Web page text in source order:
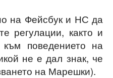
на Фейсбук и НС да
регулации, както и
поведението на
не е дал знак, че
на Марешки).